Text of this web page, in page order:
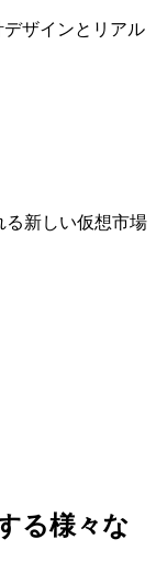
ザインとリアル
新しい仮想市場
る様々な